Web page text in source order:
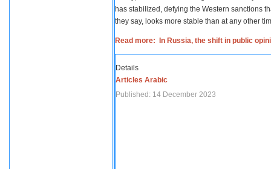
has stabilized, defying the Western sanctions
they say, looks more stable than at any other
Read more: In Russia, the shift in public
Details
Articles Arabic
Published: 14 December 2023